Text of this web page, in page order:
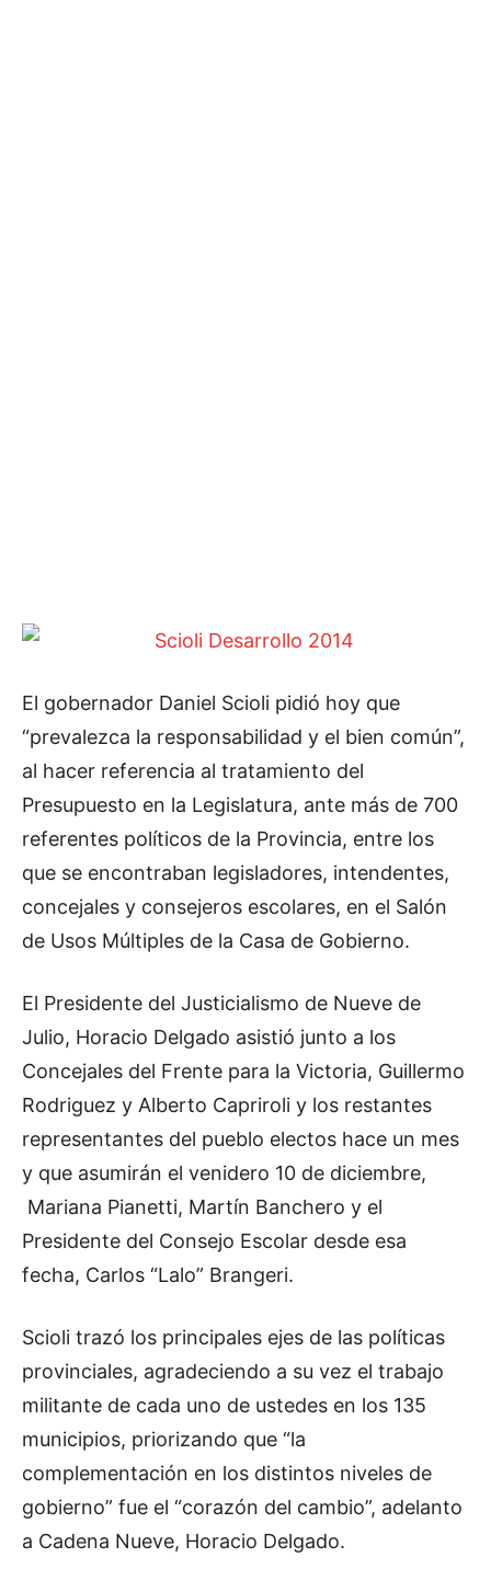
El gobernador Daniel Scioli pidió hoy que
“prevalezca la responsabilidad y el bien común”,
al hacer referencia al tratamiento del
Presupuesto en la Legislatura, ante más de 700
referentes políticos de la Provincia, entre los
que se encontraban legisladores, intendentes,
concejales y consejeros escolares, en el Salón
de Usos Múltiples de la Casa de Gobierno.
El Presidente del Justicialismo de Nueve de
Julio, Horacio Delgado asistió junto a los
Concejales del Frente para la Victoria, Guillermo
Rodriguez y Alberto Capriroli y los restantes
representantes del pueblo electos hace un mes
y que asumirán el venidero 10 de diciembre,
Mariana Pianetti, Martín Banchero y el
Presidente del Consejo Escolar desde esa
fecha, Carlos “Lalo” Brangeri.
Scioli trazó los principales ejes de las políticas
provinciales, agradeciendo a su vez el trabajo
militante de cada uno de ustedes en los 135
municipios, priorizando que “la
complementación en los distintos niveles de
gobierno” fue el “corazón del cambio”, adelanto
a Cadena Nueve, Horacio Delgado.